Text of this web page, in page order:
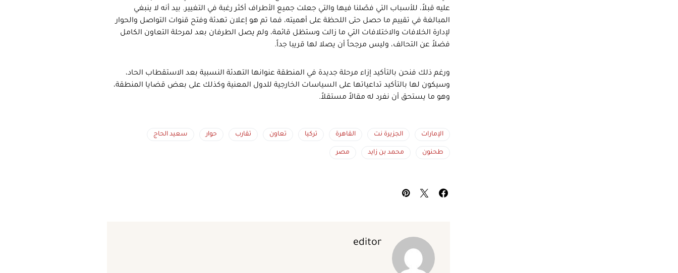
عليه قبلاً، للأسباب التي فصّلنا فيها والتي جعلت جميع الأطراف أكثر رغبة في التغيير. بيد أنه لا ينبغي
المبالغة في تقييم ما حصل حتى اللحظة على أهميته، فما تم هو إعلان تهدئة وفتح قنوات التواصل والحوار
لإدارة الخلافات والاختلافات التي ما زالت وستظل قائمة، ولم يصل الطرفان بعد لمرحلة التعاون الكامل
فضلاً عن التحالف، وليس مرجحاً أن يصلا لها قريبا جداً.
ورغم ذلك فنحن بالتأكيد إزاء مرحلة جديدة في المنطقة عنوانها التهدئة النسبية بعد الاستقطاب الحاد،
وسيكون لها بالتأكيد تداعياتها على السياسات الخارجية للدول المعنية وكذلك على بعض قضايا المنطقة،
وهو ما يستحق أن نفرد له مقالاً مستقلاً.
الإمارات الجزيرة نت القاهرة تركيا تعاون تقارب حوار سعيد الحاج
طحنون محمد بن زايد مصر
editor